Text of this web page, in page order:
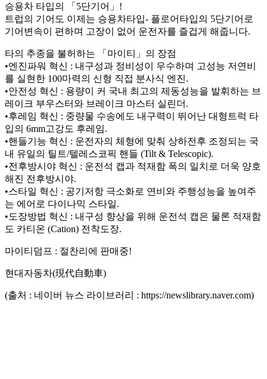
승용차 타입의 「5단기어」!
트럽의 기어도 이제는 승용차타입- 플로어타입의 5단기어로
기어변속이 편하며 고장이 없어 운전자를 즐겁게 해줍니다.
타의 추종을 불허하는 「마이티」의 장점
•엔진파워 혁신 : 내구성과 정비성이 우수하며 고성능 저연비
를 실현한 100마력의 신형 직접 분사식 엔진.
•안전성 혁신 : 용량이 커 국내 최고의 제동성능을 발휘하는 브
레이크 부우스터와 브레이크 마스터 실린더.
•후레임 혁신 : 중량물 수송에도 내구력이 뛰어난 대형트럭 타
입의 6mm고강도 후레임.
•핸들기능 혁신 : 운전자의 체형에 맞춰 상하전후 조정되는 국
내 유일의 틸트/텔레스코픽 핸들 (Tilt & Telescopic).
•전후방시야 혁신 : 운전석 캡과 적재함 폭의 일치로 더욱 양호
해진 전후방시야.
•스타일 혁신 : 공기저항 극소화로 연비와 주행성능을 높여주
는 에어로 다이나믹 스타일.
•도장방법 혁신 : 내구성 향상을 위해 운전석 캡은 물론 적재함
도 카티온 (Cation) 전착도장.
마이티덤프 : 절찬리에 판매중!
현대자동차(現代自動車)
(출처 : 네이버 뉴스 라이브러리 : https://newslibrary.naver.com)